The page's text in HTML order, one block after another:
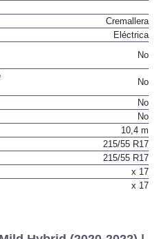
Cremallera
Eléctrica
No
No
No
No
10,4 m
215/55 R17
215/55 R17
x 17
x 17